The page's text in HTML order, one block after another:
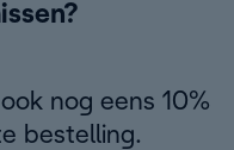
nog eens 10%
bestelling.